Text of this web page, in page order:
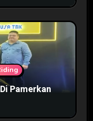
Pamerkan